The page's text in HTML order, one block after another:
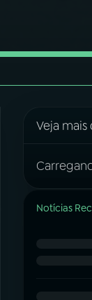
Veja
Notícias